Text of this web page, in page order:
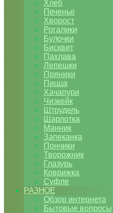
Хлеб
Печенье
Хворост
Рогалики
Булочки
Бисквит
Пахлава
Лепешки
Пряники
Пицца
Хачапури
Чизкейк
Штрудель
Шарлотка
Манник
Запеканка
Пончики
Творожник
Глазурь
Коврижка
Суфле
РАЗНОЕ
Обзор интернета
Бытовые вопросы